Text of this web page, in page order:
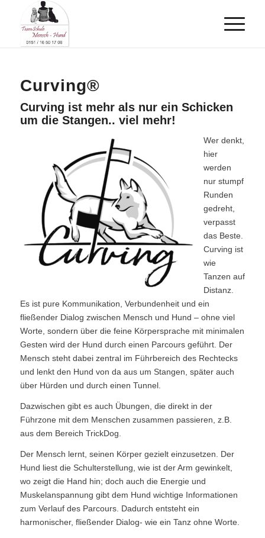
Curving®
Curving ist mehr als nur ein Schicken
um die Stangen.. viel mehr!
Wer denkt,
hier
werden
nur stumpf
Runden
gedreht,
verpasst
das Beste.
Curving ist
wie
Tanzen auf
Distanz.
Es ist pure Kommunikation, Verbundenheit und ein
fließender Dialog zwischen Mensch und Hund – ohne viel
Worte, sondern über die feine Körpersprache mit minimalen
Gesten wird der Hund durch einen Parcours geführt. Der
Mensch steht dabei zentral im Führbereich des Rechtecks
und lenkt den Hund von da aus um Stangen, später auch
über Hürden und durch einen Tunnel.
Dazwischen gibt es auch Übungen, die direkt in der
Führzone mit dem Menschen zusammen passieren, z.B.
aus dem Bereich TrickDog.
Der Mensch lernt, seinen Körper gezielt einzusetzen. Der
Hund liest die Schulterstellung, wie ist der Arm gewinkelt,
wo zeigt die Hand hin; doch auch die Energie und
Muskelanspannung gibt dem Hund wichtige Informationen
zum Verlauf des Parcours. Dadurch entsteht ein
harmonischer, fließender Dialog- wie ein Tanz ohne Worte.